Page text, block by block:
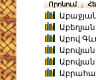
Որոնում
Աբով